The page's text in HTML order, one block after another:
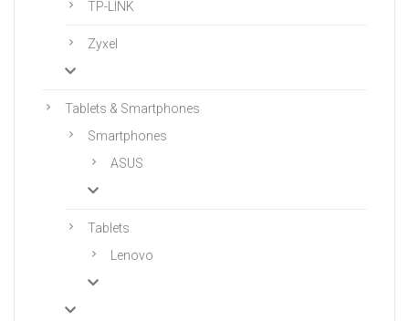
TP-LINK
Zyxel
Tablets & Smartphones
Smartphones
ASUS
Tablets
Lenovo